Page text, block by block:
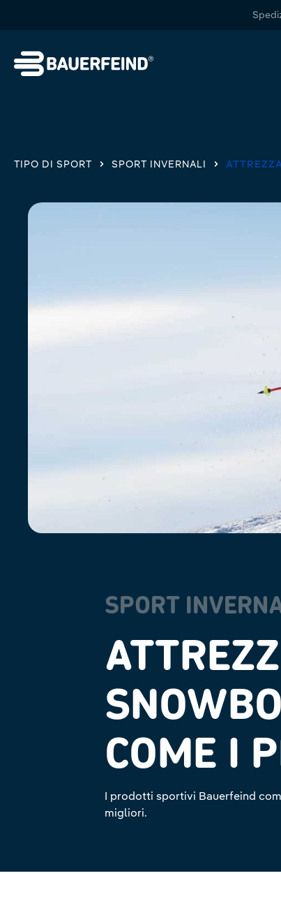
TIPO DI SPORT SPORT INVERNALI
SPORT
COME I
I prodotti sportivi Bauerfeind
migliori.